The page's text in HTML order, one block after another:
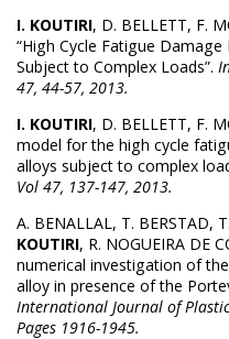
I. KOUTIRI, D. BELLETT, F.
“High Cycle Fatigue
Subject to Complex Loads”.
47, 44-57, 2013.
I. KOUTIRI, D. BELLETT, F.
model for the high cycle
alloys subject to complex
Vol 47, 137-147, 2013.
A. BENALLAL, T. BERSTAD,
KOUTIRI, R. NOGUEIRA DE
numerical investigation of
alloy in presence of the
International Journal of
Pages 1916-1945.